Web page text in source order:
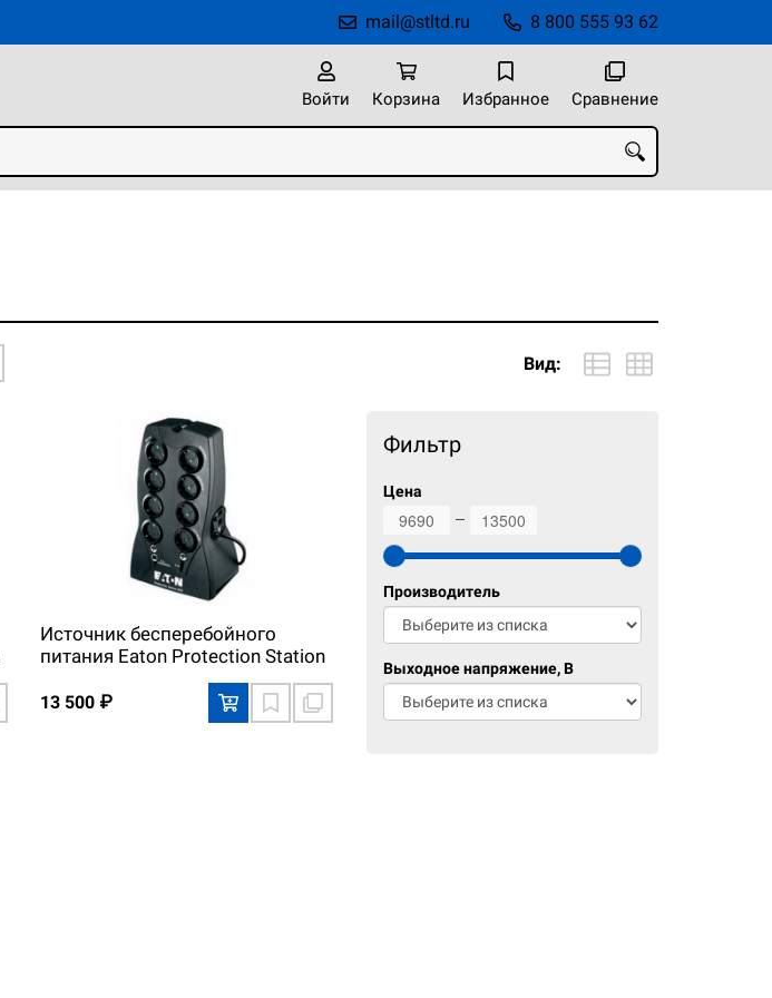
8 800 555 93 62
mail@stltd.ru
Войти Корзина Избранное Сравнение
Вид:
Фильтр
Цена
9690 13500
Производитель
Выходное напряжение, В
Источник бесперебойного
питания Eaton Protection Station
13 500 ₽